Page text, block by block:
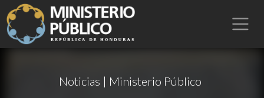
Noticias | Ministerio Público